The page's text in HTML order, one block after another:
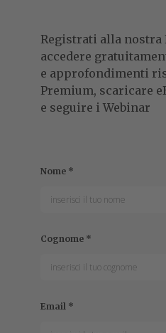
Registrati alla nostra
accedere
e approfondimenti
Premium, scaricare
e seguire i Webinar
Nome *
Cognome *
Email *